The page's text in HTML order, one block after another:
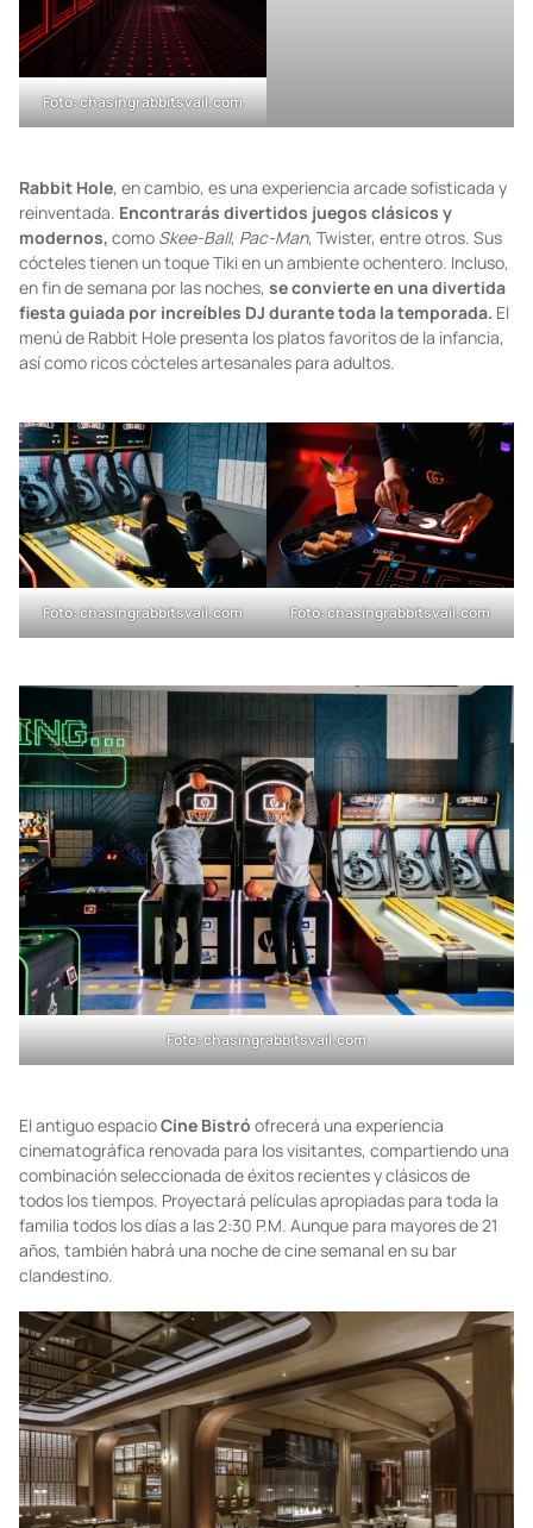
Foto: chasingrabbitsvail.com
Rabbit Hole, en cambio, es una experiencia arcade sofisticada y
reinventada. Encontrarás divertidos juegos clásicos y
modernos, como Skee-Ball Pac-Man
, Twister, entre otros. Sus
cócteles tienen un toque Tiki en un ambiente ochentero. Incluso,
fiesta guiada por increíbles DJ durante toda la temporada.El
menú de Rabbit Hole presenta los platos favoritos de la infancia,
así como ricos cócteles artesanales para adultos.
Foto: chasingrabbitsvail.com
Foto: chasingrabbitsvail.com
El antiguo espacio Cine Bistró
ofrecerá una experiencia
cinematográfica renovada para los visitantes, compartiendo una
combinación seleccionada de éxitos recientes y clásicos de
todos los tiempos. Proyectará películas apropiadas para toda la
familia todos los días a las 2:30 P.M. Aunque para mayores de 21
años, también habrá una noche de cine semanal en su bar
clandestino.